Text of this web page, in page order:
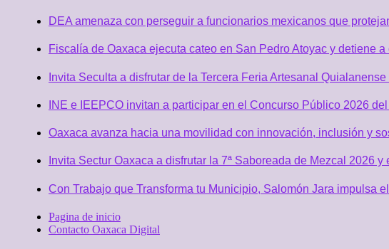
DEA amenaza con perseguir a funcionarios mexicanos que
Fiscalía de Oaxaca ejecuta cateo en San Pedro Atoyac y detiene
Invita Seculta a disfrutar de la Tercera Feria Artesanal
INE e IEEPCO invitan a participar en el Concurso Público 2026
Oaxaca avanza hacia una movilidad con innovación, inclusión y
Invita Sectur Oaxaca a disfrutar la 7ª Saboreada de Mezcal 2026 y
Con Trabajo que Transforma tu Municipio, Salomón Jara impulsa
Pagina de inicio
Contacto Oaxaca Digital